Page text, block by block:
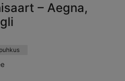
– Aegna,